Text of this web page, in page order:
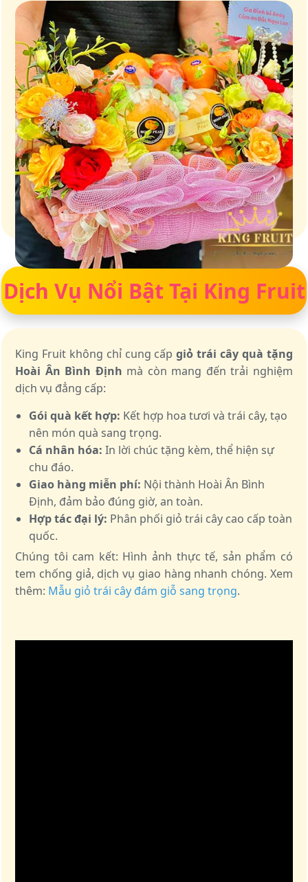
Giữ trọn vị ngọt của thiên nhiên
Dịch Vụ Nổi Bật Tại King Fruit
King Fruit không chỉ cung cấpgiỏ trái cây quà tặng
Hoài Ân Bình Định mà còn mang đến trải nghiệm
dịch vụ đẳng cấp:
Gói quà kết hợp: Kết hợp hoa tươi và trái cây, tạo
nên món quà sang trọng.
Cá nhân hóa: In lời chúc tặng kèm, thể hiện sự
chu đáo.
Giao hàng miễn phí: Nội thành Hoài Ân Bình
Định, đảm bảo đúng giờ, an toàn.
Hợp tác đại lý: Phân phối giỏ trái cây cao cấp toàn
quốc.
Chúng tôi cam kết: Hình ảnh thực tế, sản phẩm có
tem chống giả, dịch vụ giao hàng nhanh chóng. Xem
thêm: Mẫu giỏ trái cây đám giỗ sang trọng.